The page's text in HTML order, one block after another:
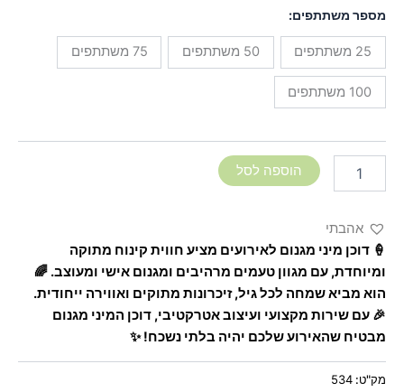
מספר משתתפים:
25 משתתפים 50 משתתפים 75 משתתפים
100 משתתפים
הוספה לסל
אהבתי
🍦 דוכן מיני מגנום לאירועים מציע חווית קינוח מתוקה
ומיוחדת, עם מגוון טעמים מרהיבים ומגנום אישי ומעוצב. 🌈
הוא מביא שמחה לכל גיל, זיכרונות מתוקים ואווירה ייחודית.
🎉 עם שירות מקצועי ועיצוב אטרקטיבי, דוכן המיני מגנום
מבטיח שהאירוע שלכם יהיה בלתי נשכח! ✨
מק"ט: 534